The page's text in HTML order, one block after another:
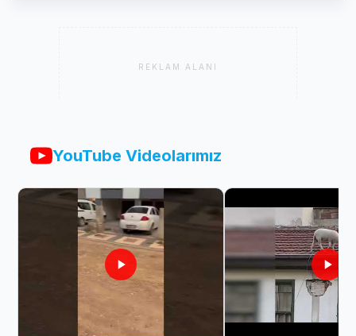
REKLAM ALANI
YouTube Videolarımız